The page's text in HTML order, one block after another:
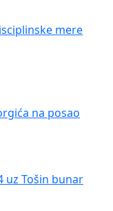
mere
na posao
uz Tošin bunar